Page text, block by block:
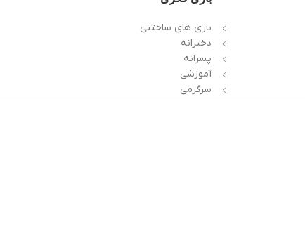
بازی های ساختنی
دخترانه
پسرانه
آموزشی
سرگرمی